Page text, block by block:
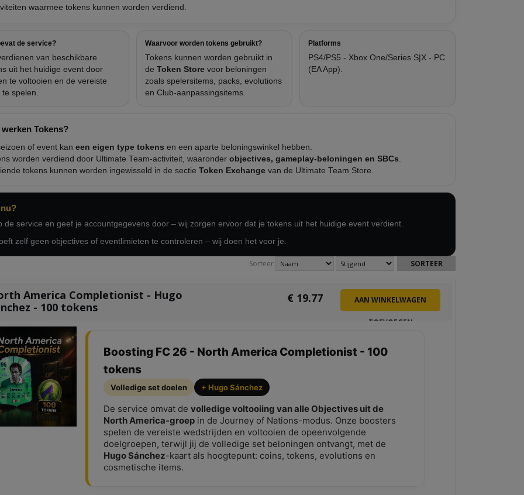
waarmee tokens kunnen worden verdiend.
de service?
van beschikbare
uit het huidige event door
te voltooien en de vereiste
te spelen.
Waarvoor worden tokens gebruikt?
Tokens kunnen worden gebruikt in
de Token Store voor beloningen
zoals spelersitems, packs, evolutions
en Club-aanpassingsitems.
Platforms
PS4/PS5 - Xbox One/Series S|X - PC
(EA App).
werken Tokens?
of event kan een eigen type tokens en een aparte beloningswinkel hebben.
worden verdiend door Ultimate Team-activiteit, waaronder objectives, gameplay-beloningen en SBCs.
tokens kunnen worden ingewisseld in de sectie Token Exchange van de Ultimate Team Store.
de service en geef je accountgegevens door – wij zorgen ervoor dat je tokens uit het huidige event verdient.
zelf geen objectives of eventlimieten te controleren – wij doen het voor je.
Sorteer
America Completionist - Hugo
- 100 tokens
€ 19.77 AAN WINKELWAGEN
TOEVOEGEN
Boosting FC 26 - North America Completionist - 100
tokens
Volledige set doelen + Hugo Sánchez
De service omvat de volledige voltooiing van alle Objectives uit de
North America-groep in de Journey of Nations-modus. Onze boosters
spelen de vereiste wedstrijden en voltooien de opeenvolgende
doelgroepen, terwijl jij de volledige set beloningen ontvangt, met de
Hugo Sánchez-kaart als hoogtepunt: coins, tokens, evolutions en
cosmetische items.